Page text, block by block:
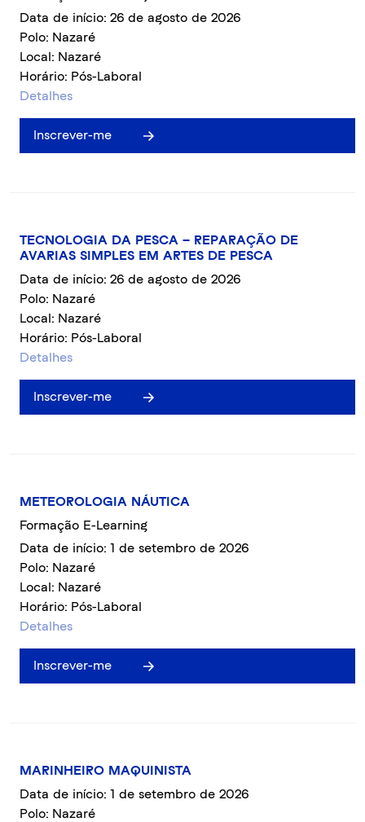
Data de início: 26 de agosto de 2026
Polo: Nazaré
Local: Nazaré
Horário: Pós-Laboral
Detalhes
Inscrever-me
TECNOLOGIA DA PESCA – REPARAÇÃO DE
AVARIAS SIMPLES EM ARTES DE PESCA
Data de início: 26 de agosto de 2026
Polo: Nazaré
Local: Nazaré
Horário: Pós-Laboral
Detalhes
Inscrever-me
METEOROLOGIA NÁUTICA
Formação E-Learning
Data de início: 1 de setembro de 2026
Polo: Nazaré
Local: Nazaré
Horário: Pós-Laboral
Detalhes
Inscrever-me
MARINHEIRO MAQUINISTA
Data de início: 1 de setembro de 2026
Polo: Nazaré